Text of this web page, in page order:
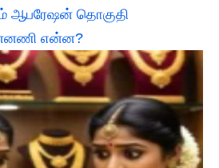
ஆபரேஷன் தொகுதி
என்ன?